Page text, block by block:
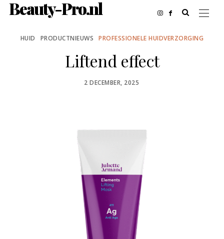
Beauty-Pro.nl
HUID PRODUCTNIEUWS PROFESSIONELE HUIDVERZORGING
Liftend effect
POSTED
2 DECEMBER, 2025